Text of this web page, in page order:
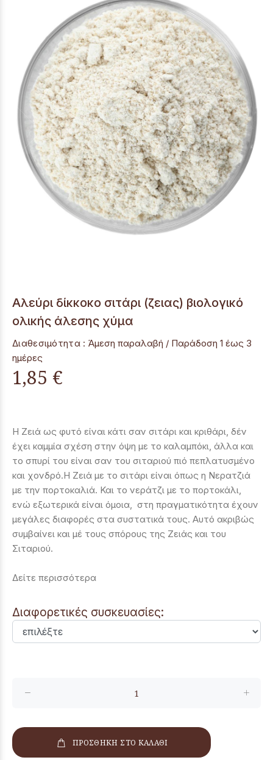
Αλεύρι δίκκοκο σιτάρι (ζειας) βιολογικό
ολικής άλεσης χύμα
Διαθεσιμότητα : Άμεση παραλαβή / Παράδoση 1 έως 3
ημέρες
1,85 €
Η Ζειά ως φυτό είναι κάτι σαν σιτάρι και κριθάρι, δέν
έχει καμμία σχέση στην όψη με το καλαμπόκι, άλλα και
το σπυρί του είναι σαν του σιταριού πιό πεπλατυσμένο
και χονδρό.Η Ζειά με το σιτάρι είναι όπως η Νερατζιά
με την πορτοκαλιά. Και το νεράτζι με το πορτοκάλι,
ενώ εξωτερικά είναι όμοια, στη πραγματικότητα έχουν
μεγάλες διαφορές στα συστατικά τους. Αυτό ακριβώς
συμβαίνει και μέ τους σπόρους της Ζειάς και του
Σιταριού.
Δείτε περισσότερα
Διαφορετικές συσκευασίες:
ΠΡΟΣΘΗΚΗ ΣΤΟ ΚΑΛΑΘΙ